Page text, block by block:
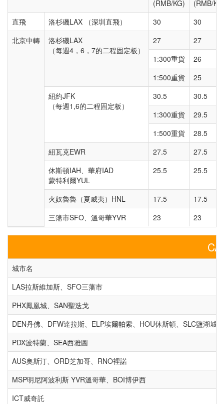
(RMB/KG)
(RMB/
直飛
洛杉磯LAX （深圳直飛） 30
30
北京中轉
洛杉磯LAX
（每週4，6，7的二程固定板）
27
27
1:300重貨
26
1:500重貨
25
紐約JFK
（每週1,6的二程固定板）
30.5
30.5
1:300重貨
29.5
1:500重貨
28.5
紐瓦克EWR
27.5
27.5
休斯頓IAH、華府IAD
蒙特利爾YUL
25.5 25.5
火奴魯魯（夏威夷）HNL 17.5
17.5
三籓市SFO、溫哥華YVR
23 23
城市名
LAS拉斯維加斯、SFO三藩市
PHX鳳凰城、SAN聖迭戈
DEN丹佛、DFW達拉斯、ELP埃爾帕索、HOU休斯頓、SLC鹽湖城
PDX波特蘭、SEA西雅圖
AUS奧斯汀、ORD芝加哥、RNO裡諾
MSP明尼阿波利斯 YVR溫哥華、BOI博伊西
ICT威奇託